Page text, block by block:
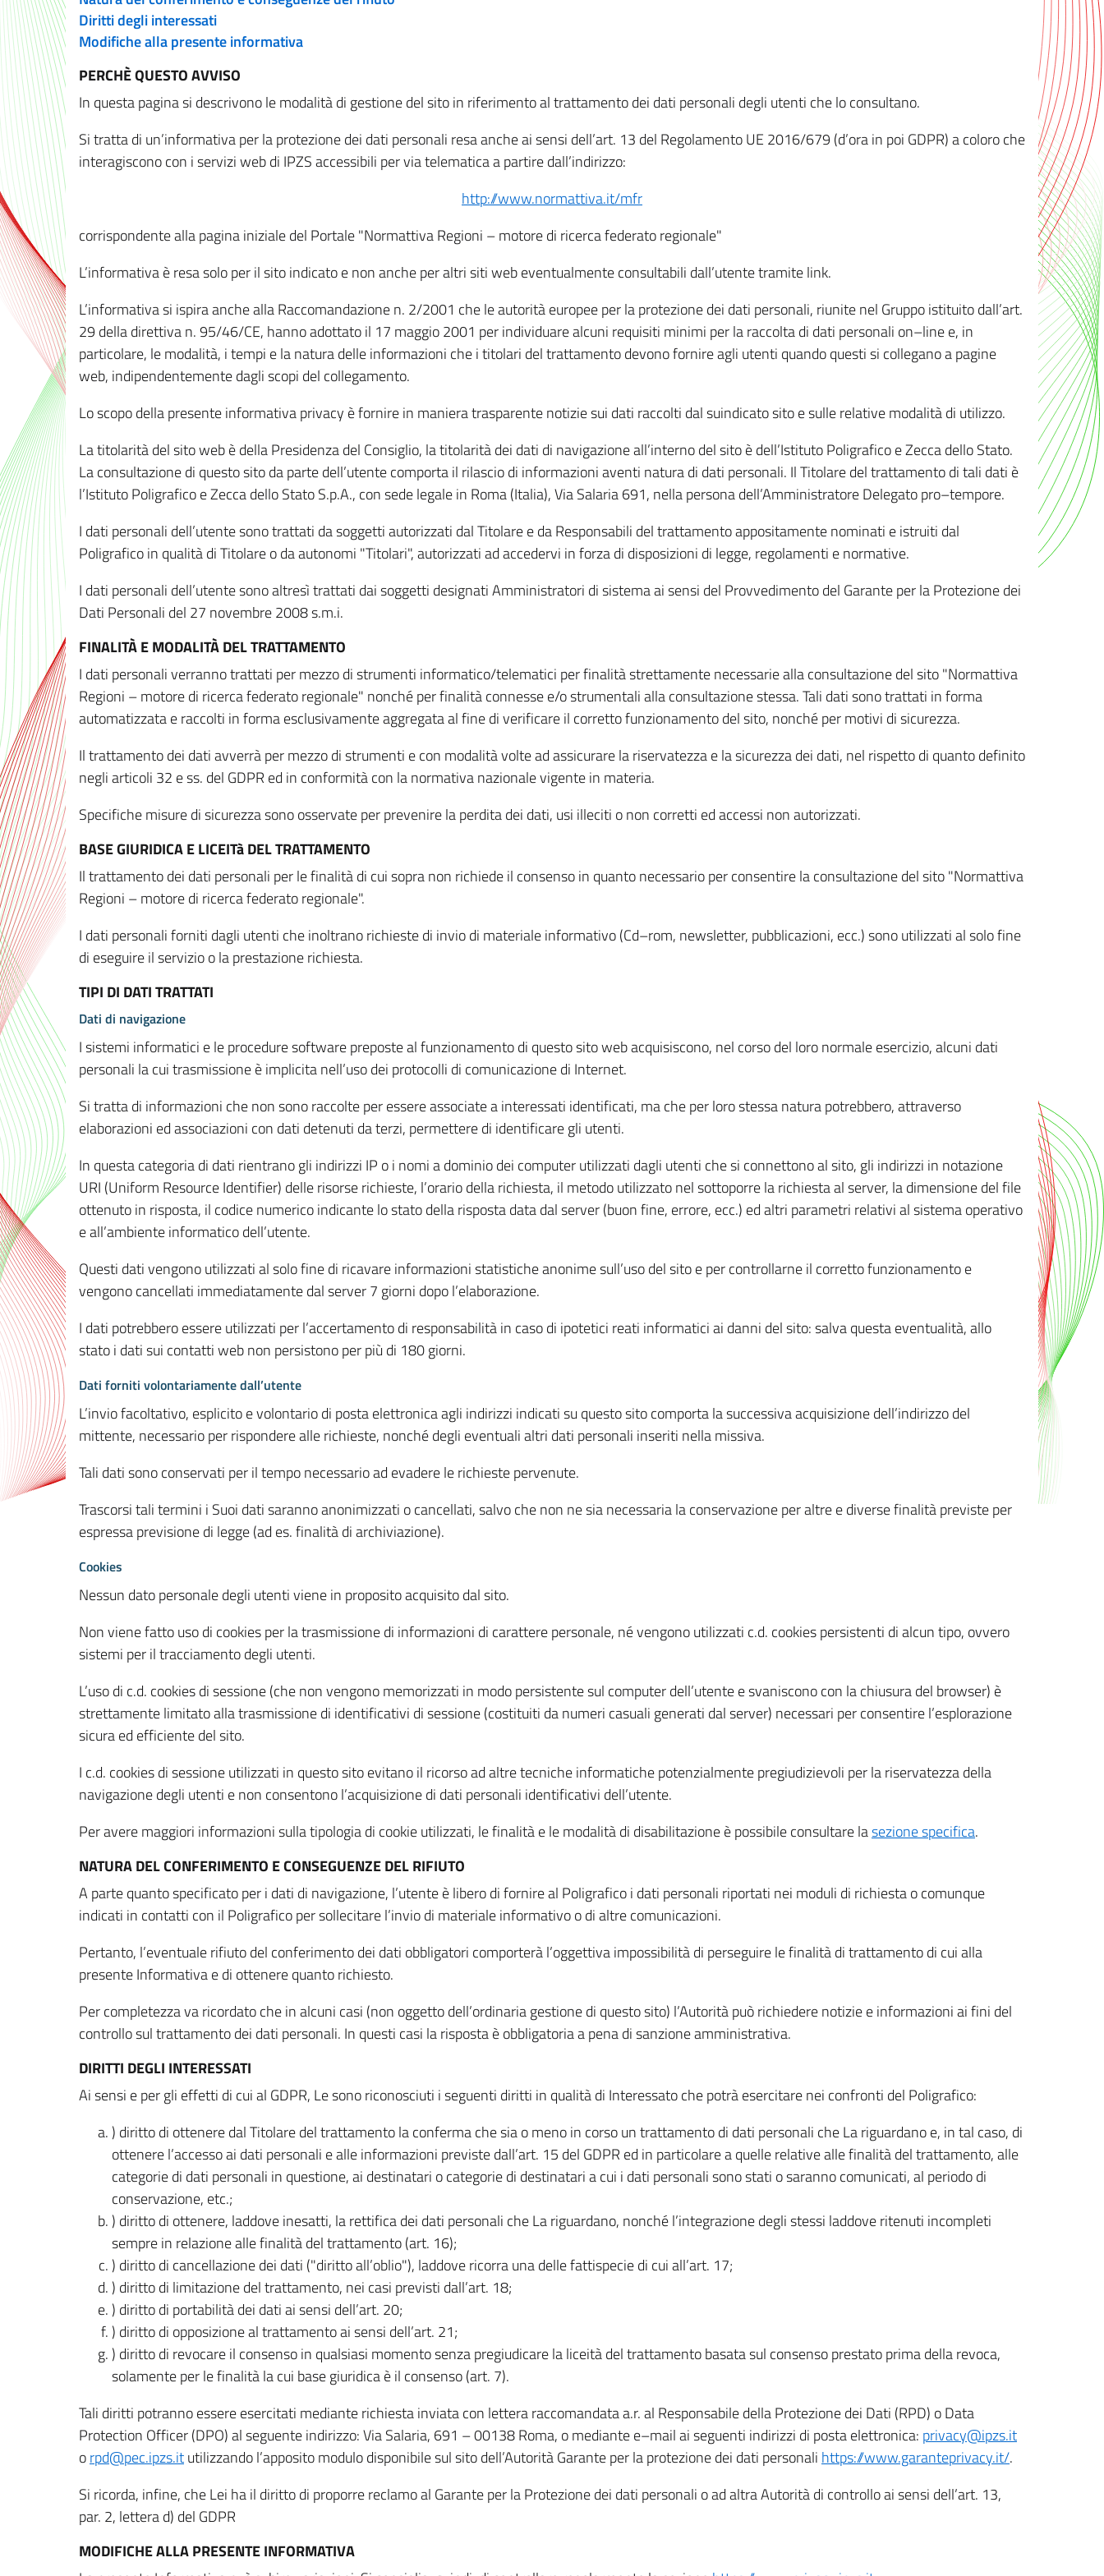
Diritti degli interessati
Modifiche alla presente informativa
PERCHÈ QUESTO AVVISO
In questa pagina si descrivono le modalità di gestione del sito in riferimento al trattamento dei dati personali degli utenti che lo consultano.
Si tratta di un’informativa per la protezione dei dati personali resa anche ai sensi dell’art. 13 del Regolamento UE 2016/679 (d’ora in poi GDPR) a coloro che
interagiscono con i servizi web di IPZS accessibili per via telematica a partire dall’indirizzo:
http://www.normattiva.it/mfr
corrispondente alla pagina iniziale del Portale "Normattiva Regioni – motore di ricerca federato regionale"
L’informativa è resa solo per il sito indicato e non anche per altri siti web eventualmente consultabili dall’utente tramite link.
L’informativa si ispira anche alla Raccomandazione n. 2/2001 che le autorità europee per la protezione dei dati personali, riunite nel Gruppo istituito dall’art.
29 della direttiva n. 95/46/CE, hanno adottato il 17 maggio 2001 per individuare alcuni requisiti minimi per la raccolta di dati personali on–line e, in
particolare, le modalità, i tempi e la natura delle informazioni che i titolari del trattamento devono fornire agli utenti quando questi si collegano a pagine
web, indipendentemente dagli scopi del collegamento.
Lo scopo della presente informativa privacy è fornire in maniera trasparente notizie sui dati raccolti dal suindicato sito e sulle relative modalità di utilizzo.
La titolarità del sito web è della Presidenza del Consiglio, la titolarità dei dati di navigazione all’interno del sito è dell’Istituto Poligrafico e Zecca dello Stato.
La consultazione di questo sito da parte dell’utente comporta il rilascio di informazioni aventi natura di dati personali. Il Titolare del trattamento di tali dati è
l’Istituto Poligrafico e Zecca dello Stato S.p.A., con sede legale in Roma (Italia), Via Salaria 691, nella persona dell’Amministratore Delegato pro–tempore.
I dati personali dell’utente sono trattati da soggetti autorizzati dal Titolare e da Responsabili del trattamento appositamente nominati e istruiti dal
Poligrafico in qualità di Titolare o da autonomi "Titolari", autorizzati ad accedervi in forza di disposizioni di legge, regolamenti e normative.
I dati personali dell’utente sono altresì trattati dai soggetti designati Amministratori di sistema ai sensi del Provvedimento del Garante per la Protezione dei
Dati Personali del 27 novembre 2008 s.m.i.
FINALITÀ E MODALITÀ DEL TRATTAMENTO
I dati personali verranno trattati per mezzo di strumenti informatico/telematici per finalità strettamente necessarie alla consultazione del sito "Normattiva
Regioni – motore di ricerca federato regionale" nonché per finalità connesse e/o strumentali alla consultazione stessa. Tali dati sono trattati in forma
automatizzata e raccolti in forma esclusivamente aggregata al fine di verificare il corretto funzionamento del sito, nonché per motivi di sicurezza.
Il trattamento dei dati avverrà per mezzo di strumenti e con modalità volte ad assicurare la riservatezza e la sicurezza dei dati, nel rispetto di quanto definito
negli articoli 32 e ss. del GDPR ed in conformità con la normativa nazionale vigente in materia.
Specifiche misure di sicurezza sono osservate per prevenire la perdita dei dati, usi illeciti o non corretti ed accessi non autorizzati.
BASE GIURIDICA E LICEITà DEL TRATTAMENTO
Il trattamento dei dati personali per le finalità di cui sopra non richiede il consenso in quanto necessario per consentire la consultazione del sito "Normattiva
Regioni – motore di ricerca federato regionale".
I dati personali forniti dagli utenti che inoltrano richieste di invio di materiale informativo (Cd–rom, newsletter, pubblicazioni, ecc.) sono utilizzati al solo fine
di eseguire il servizio o la prestazione richiesta.
TIPI DI DATI TRATTATI
Dati di navigazione
I sistemi informatici e le procedure software preposte al funzionamento di questo sito web acquisiscono, nel corso del loro normale esercizio, alcuni dati
personali la cui trasmissione è implicita nell’uso dei protocolli di comunicazione di Internet.
Si tratta di informazioni che non sono raccolte per essere associate a interessati identificati, ma che per loro stessa natura potrebbero, attraverso
elaborazioni ed associazioni con dati detenuti da terzi, permettere di identificare gli utenti.
In questa categoria di dati rientrano gli indirizzi IP o i nomi a dominio dei computer utilizzati dagli utenti che si connettono al sito, gli indirizzi in notazione
URI (Uniform Resource Identifier) delle risorse richieste, l’orario della richiesta, il metodo utilizzato nel sottoporre la richiesta al server, la dimensione del file
ottenuto in risposta, il codice numerico indicante lo stato della risposta data dal server (buon fine, errore, ecc.) ed altri parametri relativi al sistema operativo
e all’ambiente informatico dell’utente.
Questi dati vengono utilizzati al solo fine di ricavare informazioni statistiche anonime sull’uso del sito e per controllarne il corretto funzionamento e
vengono cancellati immediatamente dal server 7 giorni dopo l’elaborazione.
I dati potrebbero essere utilizzati per l’accertamento di responsabilità in caso di ipotetici reati informatici ai danni del sito: salva questa eventualità, allo
stato i dati sui contatti web non persistono per più di 180 giorni.
Dati forniti volontariamente dall’utente
L’invio facoltativo, esplicito e volontario di posta elettronica agli indirizzi indicati su questo sito comporta la successiva acquisizione dell’indirizzo del
mittente, necessario per rispondere alle richieste, nonché degli eventuali altri dati personali inseriti nella missiva.
Tali dati sono conservati per il tempo necessario ad evadere le richieste pervenute.
Trascorsi tali termini i Suoi dati saranno anonimizzati o cancellati, salvo che non ne sia necessaria la conservazione per altre e diverse finalità previste per
espressa previsione di legge (ad es. finalità di archiviazione).
Cookies
Nessun dato personale degli utenti viene in proposito acquisito dal sito.
Non viene fatto uso di cookies per la trasmissione di informazioni di carattere personale, né vengono utilizzati c.d. cookies persistenti di alcun tipo, ovvero
sistemi per il tracciamento degli utenti.
L’uso di c.d. cookies di sessione (che non vengono memorizzati in modo persistente sul computer dell’utente e svaniscono con la chiusura del browser) è
strettamente limitato alla trasmissione di identificativi di sessione (costituiti da numeri casuali generati dal server) necessari per consentire l’esplorazione
sicura ed efficiente del sito.
I c.d. cookies di sessione utilizzati in questo sito evitano il ricorso ad altre tecniche informatiche potenzialmente pregiudizievoli per la riservatezza della
navigazione degli utenti e non consentono l’acquisizione di dati personali identificativi dell’utente.
Per avere maggiori informazioni sulla tipologia di cookie utilizzati, le finalità e le modalità di disabilitazione è possibile consultare lasezione specifica.
NATURA DEL CONFERIMENTO E CONSEGUENZE DEL RIFIUTO
A parte quanto specificato per i dati di navigazione, l’utente è libero di fornire al Poligrafico i dati personali riportati nei moduli di richiesta o comunque
indicati in contatti con il Poligrafico per sollecitare l’invio di materiale informativo o di altre comunicazioni.
Pertanto, l’eventuale rifiuto del conferimento dei dati obbligatori comporterà l’oggettiva impossibilità di perseguire le finalità di trattamento di cui alla
presente Informativa e di ottenere quanto richiesto.
Per completezza va ricordato che in alcuni casi (non oggetto dell’ordinaria gestione di questo sito) l’Autorità può richiedere notizie e informazioni ai fini del
controllo sul trattamento dei dati personali. In questi casi la risposta è obbligatoria a pena di sanzione amministrativa.
DIRITTI DEGLI INTERESSATI
Ai sensi e per gli effetti di cui al GDPR, Le sono riconosciuti i seguenti diritti in qualità di Interessato che potrà esercitare nei confronti del Poligrafico:
) diritto di ottenere dal Titolare del trattamento la conferma che sia o meno in corso un trattamento di dati personali che La riguardano e, in tal caso, di
ottenere l’accesso ai dati personali e alle informazioni previste dall’art. 15 del GDPR ed in particolare a quelle relative alle finalità del trattamento, alle
categorie di dati personali in questione, ai destinatari o categorie di destinatari a cui i dati personali sono stati o saranno comunicati, al periodo di
conservazione, etc.;
) diritto di ottenere, laddove inesatti, la rettifica dei dati personali che La riguardano, nonché l’integrazione degli stessi laddove ritenuti incompleti
sempre in relazione alle finalità del trattamento (art. 16);
) diritto di cancellazione dei dati ("diritto all’oblio"), laddove ricorra una delle fattispecie di cui all’art. 17;
) diritto di limitazione del trattamento, nei casi previsti dall’art. 18;
) diritto di portabilità dei dati ai sensi dell’art. 20;
) diritto di opposizione al trattamento ai sensi dell’art. 21;
) diritto di revocare il consenso in qualsiasi momento senza pregiudicare la liceità del trattamento basata sul consenso prestato prima della revoca,
solamente per le finalità la cui base giuridica è il consenso (art. 7).
Tali diritti potranno essere esercitati mediante richiesta inviata con lettera raccomandata a.r. al Responsabile della Protezione dei Dati (RPD) o Data
Protection Officer (DPO) al seguente indirizzo: Via Salaria, 691 – 00138 Roma, o mediante e–mail ai seguenti indirizzi di posta elettronica: privacy@ipzs.it
orpd@pec.ipzs.itutilizzando l’apposito modulo disponibile sul sito dell’Autorità Garante per la protezione dei dati personali https://www.garanteprivacy.it/.
Si ricorda, infine, che Lei ha il diritto di proporre reclamo al Garante per la Protezione dei dati personali o ad altra Autorità di controllo ai sensi dell’art. 13,
par. 2, lettera d) del GDPR
MODIFICHE ALLA PRESENTE INFORMATIVA